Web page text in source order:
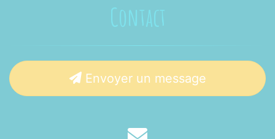
Contact
Envoyer un message